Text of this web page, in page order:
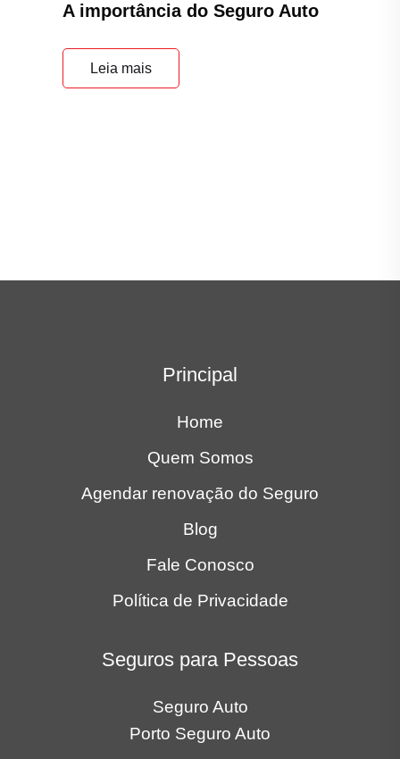
A importância do Seguro Auto
Leia mais
Principal
Home
Quem Somos
Agendar renovação do Seguro
Blog
Fale Conosco
Política de Privacidade
Seguros para Pessoas
Seguro Auto
Porto Seguro Auto